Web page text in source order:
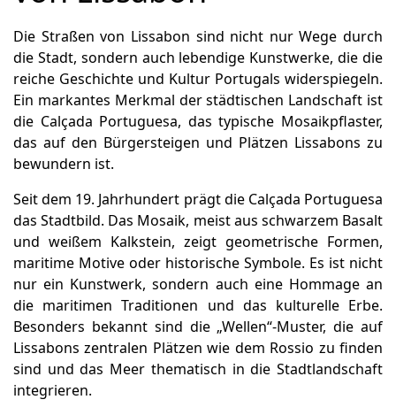
Die Straßen von Lissabon sind nicht nur Wege durch
die Stadt, sondern auch lebendige Kunstwerke, die die
reiche Geschichte und Kultur Portugals widerspiegeln.
Ein markantes Merkmal der städtischen Landschaft ist
die Calçada Portuguesa, das typische Mosaikpflaster,
das auf den Bürgersteigen und Plätzen Lissabons zu
bewundern ist.
Seit dem 19. Jahrhundert prägt die Calçada Portuguesa
das Stadtbild. Das Mosaik, meist aus schwarzem Basalt
und weißem Kalkstein, zeigt geometrische Formen,
maritime Motive oder historische Symbole. Es ist nicht
nur ein Kunstwerk, sondern auch eine Hommage an
die maritimen Traditionen und das kulturelle Erbe.
Besonders bekannt sind die „Wellen“-Muster, die auf
Lissabons zentralen Plätzen wie dem Rossio zu finden
sind und das Meer thematisch in die Stadtlandschaft
integrieren.